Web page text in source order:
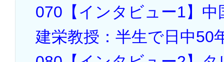
070【インタビュー1】
建栄教授：半生で日中50